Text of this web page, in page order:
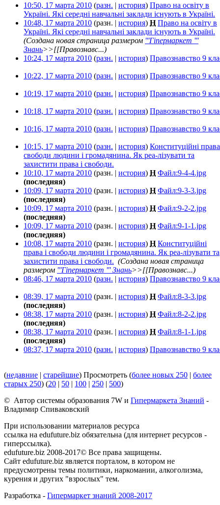
10:50, 17 марта 2010 (разн. | история) Право на освіту в
Україні. Які середні навчальні заклади існують в Україні.
10:48, 17 марта 2010 (разн. | история) Н Право на освіту в
Україні. Які середні навчальні заклади існують в Україні.
(Создана новая страница размером '''Гіпермаркет '''
Знань>>[[Правознавс...)
10:24, 17 марта 2010 (разн. | история) Правознавство 9
10:22, 17 марта 2010 (разн. | история) Правознавство 9
10:19, 17 марта 2010 (разн. | история) Правознавство 9
10:18, 17 марта 2010 (разн. | история) Правознавство 9
10:16, 17 марта 2010 (разн. | история) Правознавство 9
10:15, 17 марта 2010 (разн. | история) Конституційні права
свободи людини і громадянина. Як реа-лізувати та
захистити права і свободи.
10:10, 17 марта 2010 (разн. | история) Н Файл:9-4-4.jpg
(последняя)
10:09, 17 марта 2010 (разн. | история) Н Файл:9-3-3.jpg
(последняя)
10:09, 17 марта 2010 (разн. | история) Н Файл:9-2-2.jpg
(последняя)
10:09, 17 марта 2010 (разн. | история) Н Файл:9-1-1.jpg
(последняя)
10:08, 17 марта 2010 (разн. | история) Н Конституційні
права і свободи людини і громадянина. Як реа-лізувати та
захистити права і свободи. (Создана новая страница
размером '''Гіпермаркет ''' Знань>>[[Правознавс...)
08:46, 17 марта 2010 (разн. | история) Правознавство 9
08:39, 17 марта 2010 (разн. | история) Н Файл:8-3-3.jpg
(последняя)
08:38, 17 марта 2010 (разн. | история) Н Файл:8-2-2.jpg
(последняя)
08:38, 17 марта 2010 (разн. | история) Н Файл:8-1-1.jpg
(последняя)
08:37, 17 марта 2010 (разн. | история) Правознавство 9
(недавние | старейшие) Просмотреть (более новых 250 | более
старых 250) (20 | 50 | 100 | 250 | 500)
© Автор системы образования 7W и Гипермаркета Знаний -
Владимир Спиваковский
При использовании материалов ресурса
ссылка на edufuture.biz обязательна (для интернет ресурсов -
гиперссылка).
edufuture.biz 2008-2017© Все права защищены.
Сайт edufuture.biz является порталом, в котором не
предусмотрены темы политики, наркомании, алкоголизма,
курения и других "взрослых" тем.
Разработка - Гипермаркет знаний 2008-2017